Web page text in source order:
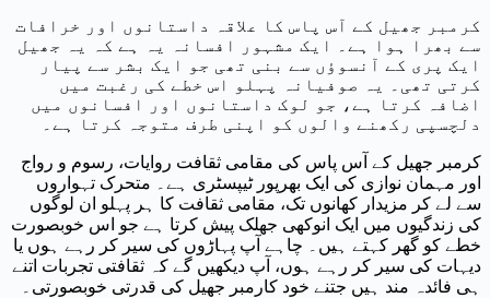
کرمبر جھیل کے آس پاس کا علاقہ داستانوں اور خرافات
سے بھرا ہوا ہے۔ ایک مشہور افسانہ یہ ہے کہ یہ جھیل
ایک پری کے آنسوؤں سے بنی تھی جو ایک بشر سے پیار
کرتی تھی۔ یہ صوفیانہ پہلو اس خطے کی رغبت میں
اضافہ کرتا ہے، جو لوک داستانوں اور افسانوں میں
دلچسپی رکھنے والوں کو اپنی طرف متوجہ کرتا ہے۔
کرمبر جھیل کے آس پاس کی مقامی ثقافت روایات، رسوم و رواج
اور مہمان نوازی کی ایک بھرپور ٹیپسٹری ہے۔ متحرک تہواروں
سے لے کر مزیدار کھانوں تک، مقامی ثقافت کا ہر پہلو ان لوگوں
کی زندگیوں میں ایک انوکھی جھلک پیش کرتا ہے جو اس خوبصورت
خطے کو گھر کہتے ہیں۔ چاہے آپ پہاڑوں کی سیر کر رہے ہوں یا
دیہات کی سیر کر رہے ہوں، آپ دیکھیں گے کہ ثقافتی تجربات اتنے
ہی فائدہ مند ہیں جتنے خود کارمبر جھیل کی قدرتی خوبصورتی۔